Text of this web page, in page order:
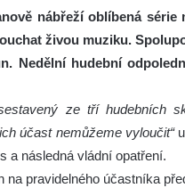
nábřeží oblíbená
živou muziku.
Nedělní hudební
ze tří hudebních
účast nemůžeme vyloučit“
a následná vládní opatření.
na pravidelného účastníka